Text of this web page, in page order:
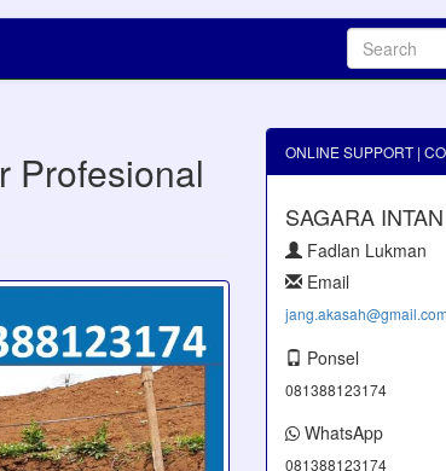
Profesional ONLINE SUPPORT |
SAGARA INTAN
Fadlan Lukman
Email
jang.akasah@gmail.com
Ponsel
081388123174
WhatsApp
081388123174